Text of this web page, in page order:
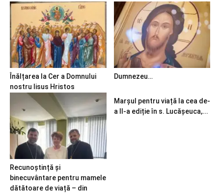
Înălțarea la Cer a Domnului
nostru Iisus Hristos
Dumnezeu…
Recunoștință și
binecuvântare pentru mamele
dătătoare de viață – din
Marșul pentru viață la cea de-
a II-a ediție în s. Lucășeuca,...